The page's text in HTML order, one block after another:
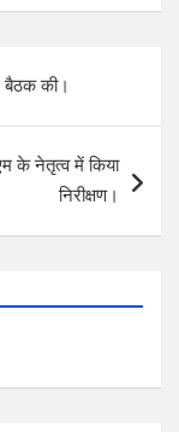
ar
बैठक की।
के नेतृत्व में किया
निरीक्षण।